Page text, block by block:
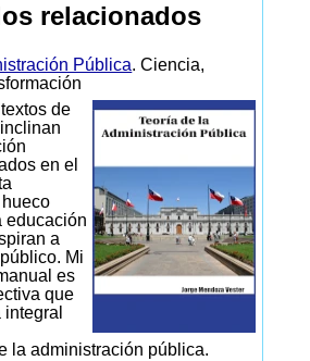
relacionados
Pública. Ciencia,
de
en el
educación
a
Mi
es
que
la administración pública.